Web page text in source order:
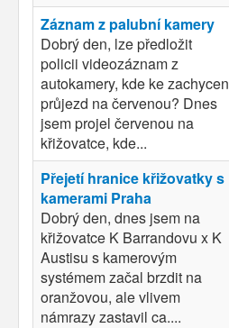
Záznam z palubní kamery
Dobrý den, lze předložit
policii videozáznam z
autokamery, kde ke zachycen
průjezd na červenou? Dnes
jsem projel červenou na
křižovatce, kde...
Přejetí hranice křižovatky s
kamerami Praha
Dobrý den, dnes jsem na
křižovatce K Barrandovu x K
Austisu s kamerovým
systémem začal brzdit na
oranžovou, ale vlivem
námrazy zastavil ca....